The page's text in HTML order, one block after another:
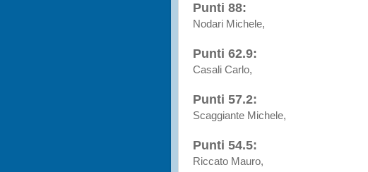
Punti 88:
Nodari Michele,
Punti 62.9:
Casali Carlo,
Punti 57.2:
Scaggiante Michele,
Punti 54.5:
Riccato Mauro,